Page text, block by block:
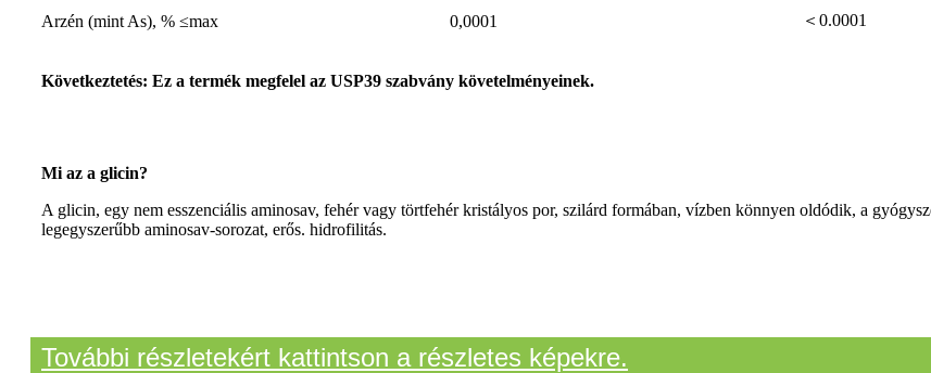
Arzén (mint As), % ≤max 0,0001 ＜0.0001
Következtetés: Ez a termék megfelel az USP39 szabvány követelményeinek.
Mi az a glicin?
A glicin, egy nem esszenciális aminosav, fehér vagy törtfehér kristályos por, szilárd formában, vízben könnyen oldódik, a
legegyszerűbb aminosav-sorozat, erős. hidrofilitás.
További részletekért kattintson a részletes képekre.